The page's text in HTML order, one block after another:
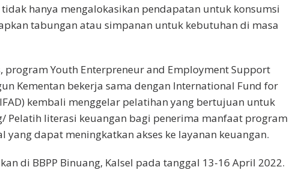
hanya mengalokasikan pendapatan untuk konsumsi
tabungan atau simpanan untuk kebutuhan di masa
program Youth Enterpreneur and Employment Support
Kementan bekerja sama dengan International Fund for
kembali menggelar pelatihan yang bertujuan untuk
Pelatih literasi keuangan bagi penerima manfaat program
yang dapat meningkatkan akses ke layanan keuangan.
di BBPP Binuang, Kalsel pada tanggal 13-16 April 2022.